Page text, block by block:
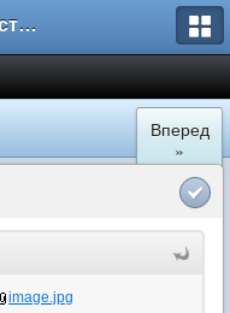
Форум Новостройки
Вперед
»
image.jpg